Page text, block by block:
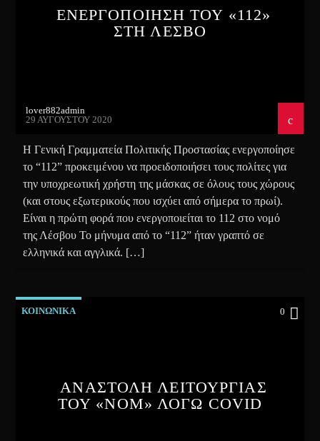
ΕΝΕΡΓΟΠΟΙΗΣΗ ΤΟΥ «112»
ΣΤΗ ΛΕΣΒΟ
lover882admin
29 ΑΥΓΟΎΣΤΟΥ 2020
Η Γενική Γραμματεία Πολιτικής Προστασίας ενεργοποίησε
το “112” προκειμένου να προειδοποιήσει τους πολίτες για
την υποχρεωτική χρήστη της μάσκας σε όλους τους χώρους
(και στους εξωτερικούς που ισχύει από σήμερα το πρωί).
Είναι η πρώτη φορά που ενεργοποιείται το 112 στο νομό
της Λέσβου Το μήνυμα από το “112” ήταν γραπτό σε
ελληνικά και αγγλικά. […]
ΚΟΙΝΩΝΙΚΑ 0
ΑΝΑΣΤΟΛΗ ΛΕΙΤΟΥΡΓΙΑΣ
ΤΟΥ «ΝΟΜ» ΛΟΓΩ COVID